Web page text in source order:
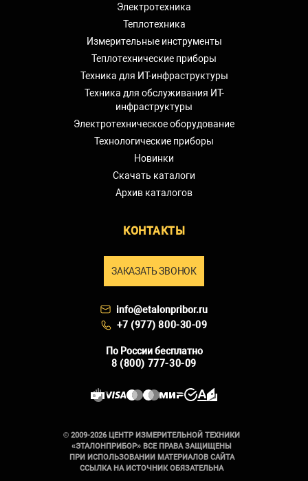
Электротехника
Теплотехника
Измерительные инструменты
Теплотехнические приборы
Техника для ИТ-инфраструктуры
Техника для обслуживания ИТ-
инфраструктуры
Электротехническое оборудование
Технологические приборы
Новинки
Скачать каталоги
Архив каталогов
КОНТАКТЫ
ЗАКАЗАТЬ ЗВОНОК
info@etalonpribor.ru
+7 (977) 800-30-09
По России бесплатно
8 (800) 777-30-09
© 2009-2026 ЦЕНТР ИЗМЕРИТЕЛЬНОЙ ТЕХНИКИ
«ЭТАЛОНПРИБОР» ВСЕ ПРАВА ЗАЩИЩЕНЫ
ПРИ ИСПОЛЬЗОВАНИИ МАТЕРИАЛОВ САЙТА
ССЫЛКА НА ИСТОЧНИК ОБЯЗАТЕЛЬНА